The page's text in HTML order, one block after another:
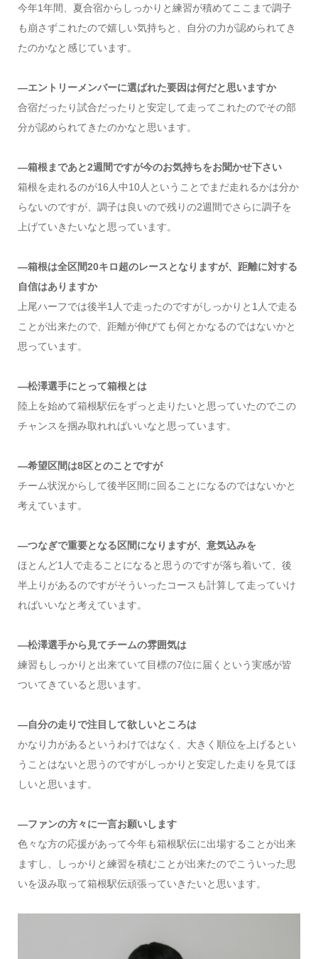
今年1年間、夏合宿からしっかりと練習が積めてここまで調子
も崩さずこれたので嬉しい気持ちと、自分の力が認められてき
たのかなと感じています。
―エントリーメンバーに選ばれた要因は何だと思いますか
合宿だったり試合だったりと安定して走ってこれたのでその部
分が認められてきたのかなと思います。
―箱根まであと2週間ですが今のお気持ちをお聞かせ下さい
箱根を走れるのが16人中10人ということでまだ走れるかは分か
らないのですが、調子は良いので残りの2週間でさらに調子を
上げていきたいなと思っています。
―箱根は全区間20キロ超のレースとなりますが、距離に対する
自信はありますか
上尾ハーフでは後半1人で走ったのですがしっかりと1人で走る
ことが出来たので、距離が伸びても何とかなるのではないかと
思っています。
―松澤選手にとって箱根とは
陸上を始めて箱根駅伝をずっと走りたいと思っていたのでこの
チャンスを掴み取れればいいなと思っています。
―希望区間は8区とのことですが
チーム状況からして後半区間に回ることになるのではないかと
考えています。
―つなぎで重要となる区間になりますが、意気込みを
ほとんど1人で走ることになると思うのですが落ち着いて、後
半上りがあるのですがそういったコースも計算して走っていけ
ればいいなと考えています。
―松澤選手から見てチームの雰囲気は
練習もしっかりと出来ていて目標の7位に届くという実感が皆
ついてきていると思います。
―自分の走りで注目して欲しいところは
かなり力があるというわけではなく、大きく順位を上げるとい
うことはないと思うのですがしっかりと安定した走りを見てほ
しいと思います。
―ファンの方々に一言お願いします
色々な方の応援があって今年も箱根駅伝に出場することが出来
ますし、しっかりと練習を積むことが出来たのでこういった思
いを汲み取って箱根駅伝頑張っていきたいと思います。